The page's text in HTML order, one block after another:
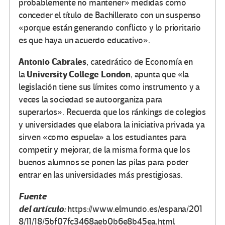
probablemente no mantener» medidas como
conceder el título de Bachillerato con un suspenso
«porque están generando conflicto y lo prioritario
es que haya un acuerdo educativo».
Antonio Cabrales, catedrático de Economía en
laUniversity College London, apunta que «la
legislación tiene sus límites como instrumento y a
veces la sociedad se autoorganiza para
superarlos». Recuerda que los ránkings de colegios
y universidades que elabora la iniciativa privada ya
sirven «como espuela» a los estudiantes para
competir y mejorar, de la misma forma que los
buenos alumnos se ponen las pilas para poder
entrar en las universidades más prestigiosas.
Fuente
del artículo:https://www.elmundo.es/espana/201
8/11/18/5bf07fc3468aeb0b6e8b45ea.html